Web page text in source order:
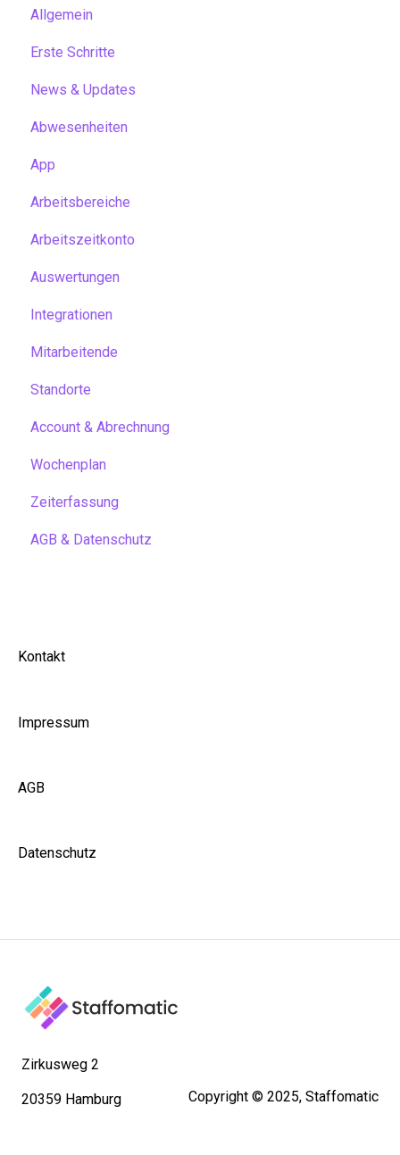
Allgemein
Erste Schritte
News & Updates
Abwesenheiten
App
Arbeitsbereiche
Arbeitszeitkonto
Auswertungen
Integrationen
Mitarbeitende
Standorte
Account & Abrechnung
Wochenplan
Zeiterfassung
AGB & Datenschutz
Kontakt
Impressum
AGB
Datenschutz
Zirkusweg 2
20359 Hamburg Copyright © 2025, Staffomatic